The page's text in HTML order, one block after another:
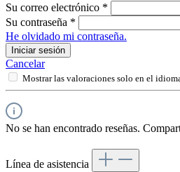
Su correo electrónico *
Su contraseña *
He olvidado mi contraseña.
Iniciar sesión
Cancelar
Mostrar las valoraciones solo en el
No se han encontrado reseñas.
Línea de asistencia